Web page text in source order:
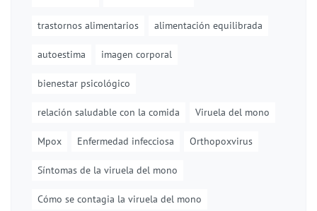
trastornos alimentarios alimentación equilibrada
autoestima imagen corporal
bienestar psicológico
relación saludable con la comida Viruela del mono
Mpox Enfermedad infecciosa Orthopoxvirus
Síntomas de la viruela del mono
Cómo se contagia la viruela del mono